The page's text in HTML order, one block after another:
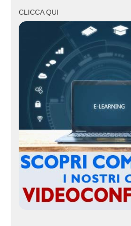
CLICCA QUI